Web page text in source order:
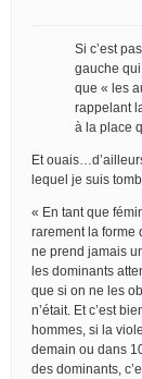
Si c’est
gauche
que « les
rappelant
à la place
Et
lequel je suis
« En tant que
rarement la forme
ne prend jamais
les dominants
que si on ne les
n’était. Et c’est
hommes, si la
demain ou dans
des dominants,